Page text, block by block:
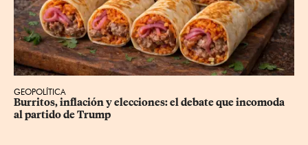
GEOPOLÍTICA
Burritos, inflación y elecciones: el debate que incomoda
al partido de Trump